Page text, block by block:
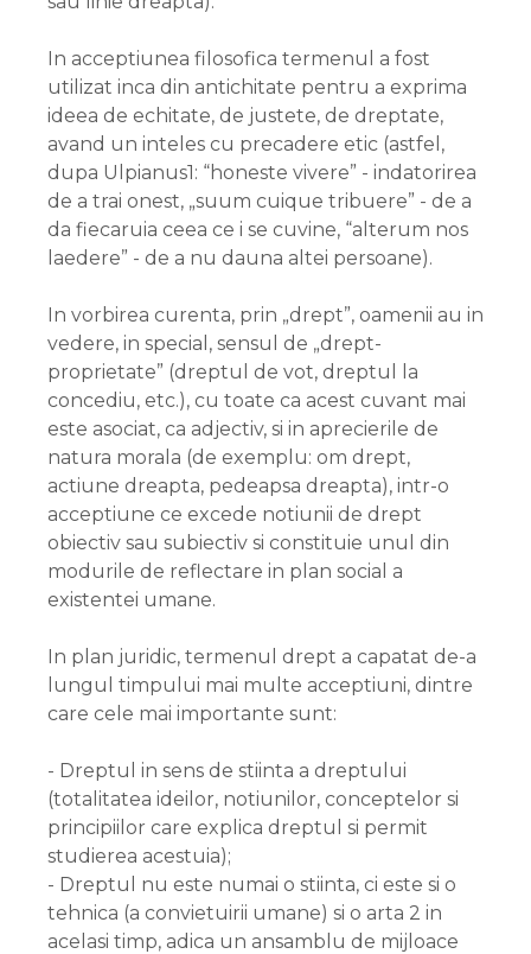
In acceptiunea filosofica termenul a fost
utilizat inca din antichitate pentru a exprima
ideea de echitate, de justete, de dreptate,
avand un inteles cu precadere etic (astfel,
dupa Ulpianus1: “honeste vivere” - indatorirea
de a trai onest, „suum cuique tribuere” - de a
da fiecaruia ceea ce i se cuvine, “alterum nos
laedere” - de a nu dauna altei persoane).
In vorbirea curenta, prin „drept”, oamenii au in
vedere, in special, sensul de „drept-
proprietate” (dreptul de vot, dreptul la
concediu, etc.), cu toate ca acest cuvant mai
este asociat, ca adjectiv, si in aprecierile de
natura morala (de exemplu: om drept,
actiune dreapta, pedeapsa dreapta), intr-o
acceptiune ce excede notiunii de drept
obiectiv sau subiectiv si constituie unul din
modurile de reflectare in plan social a
existentei umane.
In plan juridic, termenul drept a capatat de-a
lungul timpului mai multe acceptiuni, dintre
care cele mai importante sunt:
- Dreptul in sens de stiinta a dreptului
(totalitatea ideilor, notiunilor, conceptelor si
principiilor care explica dreptul si permit
studierea acestuia);
- Dreptul nu este numai o stiinta, ci este si o
tehnica (a convietuirii umane) si o arta 2 in
acelasi timp, adica un ansamblu de mijloace